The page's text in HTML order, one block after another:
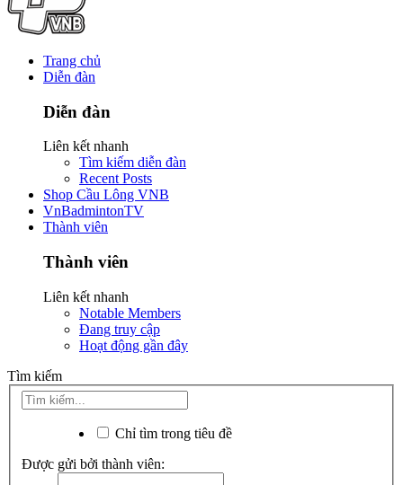
Trang chủ
Diễn đàn
Diễn đàn
Liên kết nhanh
Tìm kiếm diễn đàn
Recent Posts
Shop Cầu Lông VNB
VnBadmintonTV
Thành viên
Thành viên
Liên kết nhanh
Notable Members
Đang truy cập
Hoạt động gần đây
Tìm kiếm
Chỉ tìm trong tiêu đề
Được gửi bởi thành viên: